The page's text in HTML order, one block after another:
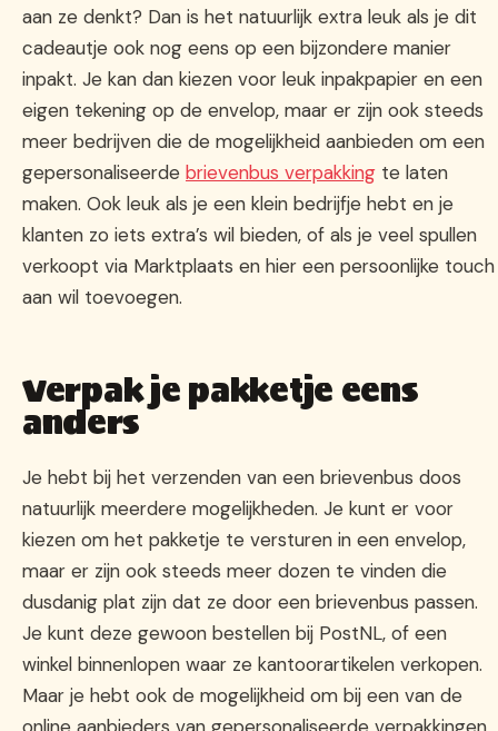
aan ze denkt? Dan is het natuurlijk extra leuk als je dit
cadeautje ook nog eens op een bijzondere manier
inpakt. Je kan dan kiezen voor leuk inpakpapier en een
eigen tekening op de envelop, maar er zijn ook steeds
meer bedrijven die de mogelijkheid aanbieden om een
gepersonaliseerde brievenbus verpakking te laten
maken. Ook leuk als je een klein bedrijfje hebt en je
klanten zo iets extra’s wil bieden, of als je veel spullen
verkoopt via Marktplaats en hier een persoonlijke touch
aan wil toevoegen.
Verpak je pakketje eens
anders
Je hebt bij het verzenden van een brievenbus doos
natuurlijk meerdere mogelijkheden. Je kunt er voor
kiezen om het pakketje te versturen in een envelop,
maar er zijn ook steeds meer dozen te vinden die
dusdanig plat zijn dat ze door een brievenbus passen.
Je kunt deze gewoon bestellen bij PostNL, of een
winkel binnenlopen waar ze kantoorartikelen verkopen.
Maar je hebt ook de mogelijkheid om bij een van de